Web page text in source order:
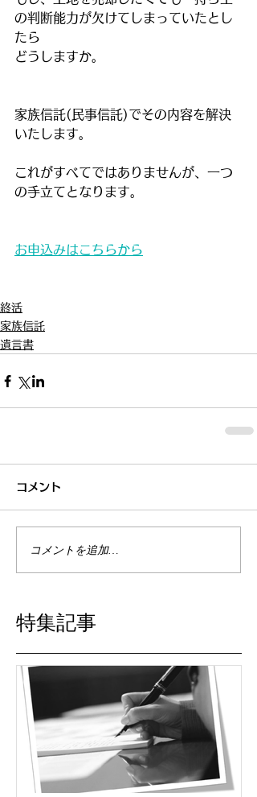
の判断能力が欠けてしまっていたとし
たら
どうしますか。
家族信託(民事信託)でその内容を解決
いたします。
これがすべてではありませんが、一つ
の手立てとなります。
お申込みはこちらから
終活
家族信託
遺言書
コメント
コメントを追加…
特集記事